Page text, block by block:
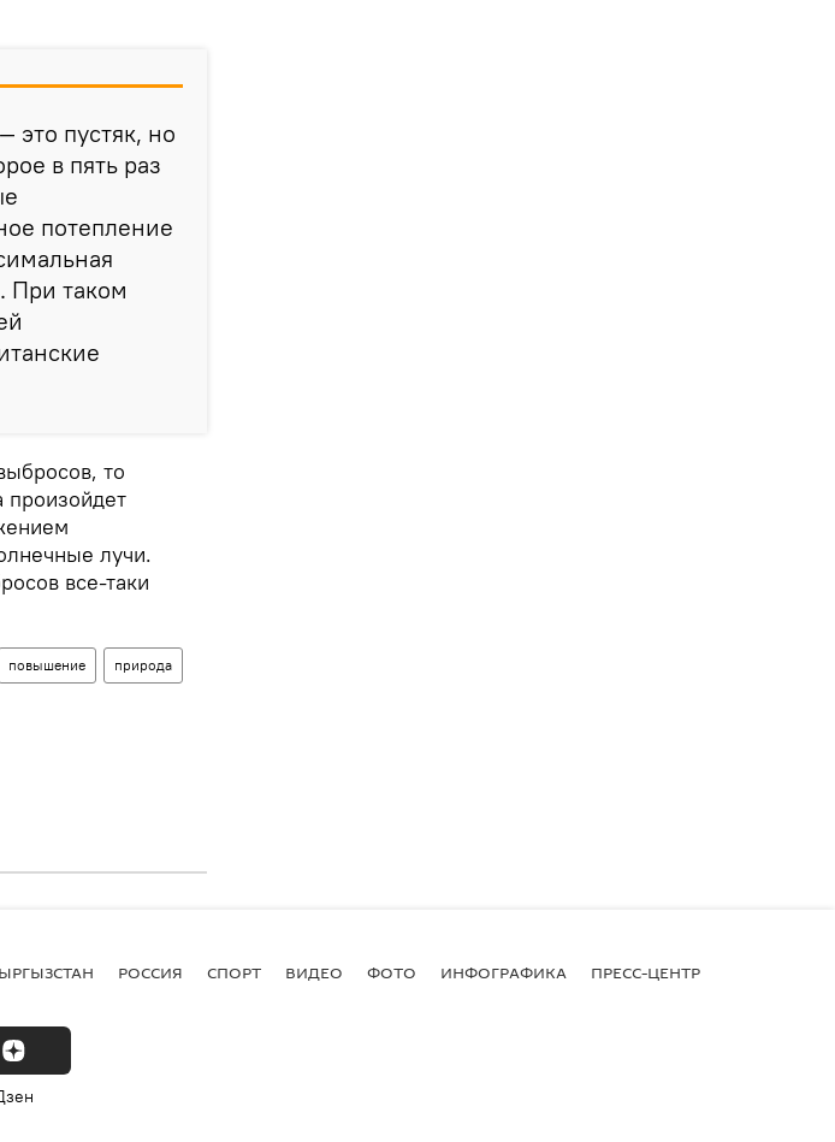
это пустяк, но
в пять раз
потепление
При таком
то
произойдет
лучи.
все-таки
повышение природа
РОССИЯ СПОРТ ВИДЕО ФОТО ИНФОГРАФИКА ПРЕСС-ЦЕНТР